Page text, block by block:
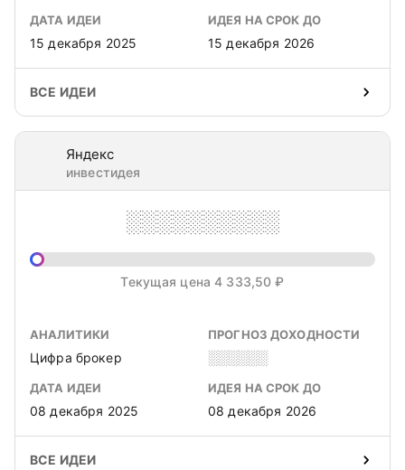
ДАТА ИДЕИ
15 декабря 2025
ИДЕЯ НА СРОК ДО
15 декабря 2026
ВСЕ ИДЕИ
Яндекс
инвестидея
░░░░░░░░░░
Текущая цена 4 333,50 ₽
АНАЛИТИКИ
Цифра брокер
ПРОГНОЗ ДОХОДНОСТИ
░░░░░░
ДАТА ИДЕИ
08 декабря 2025
ИДЕЯ НА СРОК ДО
08 декабря 2026
ВСЕ ИДЕИ